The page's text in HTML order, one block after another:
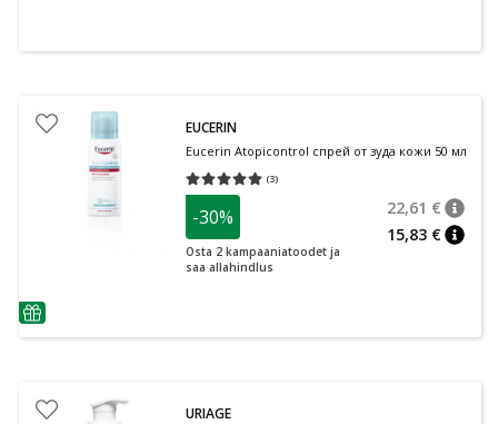
nõuanne
EUCERIN
Eucerin Atopicontrol спрей от зуда кожи 50 мл
(3)
Средняя оценка 5.00
-30%
Osta 2 kampaaniatoodet ja
saa allahindlus
22,61 €
15,83 €
URIAGE